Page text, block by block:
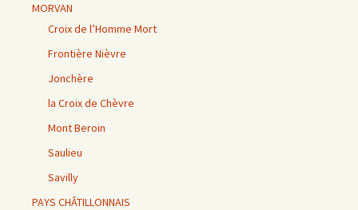
MORVAN
Croix de l’Homme Mort
Frontière Nièvre
Jonchère
la Croix de Chèvre
Mont Beroin
Saulieu
Savilly
PAYS CHÂTILLONNAIS